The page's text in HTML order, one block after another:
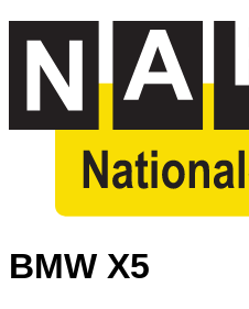
BMW X5